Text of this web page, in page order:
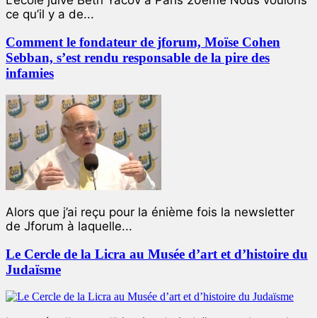
ce qu’il y a de...
Comment le fondateur de jforum, Moïse Cohen
Sebban, s’est rendu responsable de la pire des
infamies
Alors que j’ai reçu pour la énième fois la newsletter
de Jforum à laquelle...
Le Cercle de la Licra au Musée d’art et d’histoire du
Judaïsme